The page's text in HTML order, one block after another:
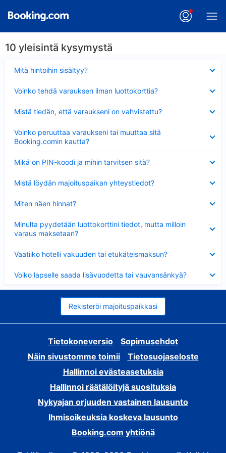
10 yleisintä kysymystä
Mitä hintoihin sisältyy?
Voinko tehdä varauksen ilman luottokorttia?
Mistä tiedän, että varaukseni on vahvistettu?
Voinko peruuttaa varaukseni tai muuttaa sitä
Booking.comin kautta?
Mikä on PIN-koodi ja mihin tarvitsen sitä?
Mistä löydän majoituspaikan yhteystiedot?
Miten näen hinnat?
Minulta pyydetään luottokorttini tiedot, mutta milloin
varaus maksetaan?
Vaatiiko hotelli vakuuden tai etukäteismaksun?
Voiko lapselle saada lisävuodetta tai vauvansänkyä?
Rekisteröi majoituspaikkasi
Tietokoneversio
Sopimusehdot
Näin sivustomme toimii
Tietosuojaseloste
Hallinnoi evästeasetuksia
Hallinnoi räätälöityjä suosituksia
Nykyajan orjuuden vastainen lausunto
Ihmisoikeuksia koskeva lausunto
Booking.com yhtiönä